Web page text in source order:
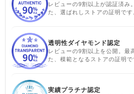
レビューの9割以上が認証済み
た、選ばれしストアの証明です
透明性ダイヤモンド認定
レビューの9割以上を公開。最
た、模範となるストアの証明で
実績プラチナ認定